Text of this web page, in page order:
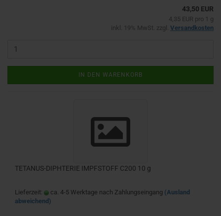
43,50 EUR
4,35 EUR pro 1 g
inkl. 19% MwSt. zzgl. Versandkosten
IN DEN WARENKORB
TETANUS-DIPHTERIE IMPFSTOFF C200 10 g
Lieferzeit: ca. 4-5 Werktage nach Zahlungseingang (Ausland
abweichend)